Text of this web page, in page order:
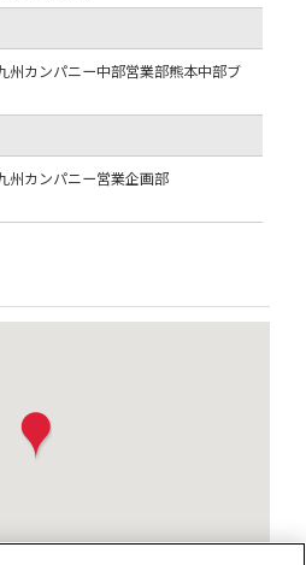
州カンパニー中部営業部熊本中部ブ
州カンパニー営業企画部